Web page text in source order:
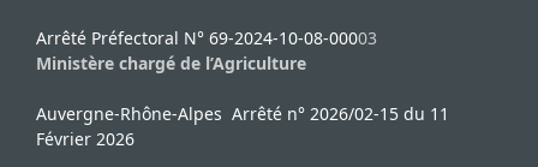
è
n
e
m
Arrêté Préfectoral N° 69-2024-10-08-00003
Ministère chargé de l’Agriculture
Auvergne-Rhône-Alpes Arrêté n° 2026/02-15 du 11
Février 2026